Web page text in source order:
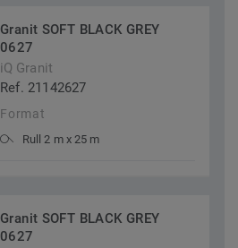
Granit SOFT BLACK GREY
0627
iQ Granit
Ref. 21142627
Format
Rull 2 m x 25 m
Granit SOFT BLACK GREY
0627